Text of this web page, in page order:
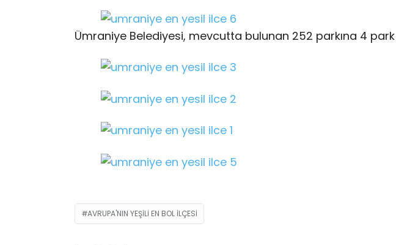
Ümraniye Belediyesi, mevcutta bulunan 252 parkına 4
AVRUPA'NIN YEŞILI EN BOL ILÇESI